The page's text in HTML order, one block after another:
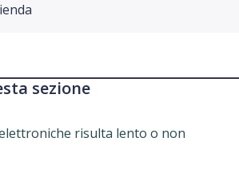
sezione
risulta lento o non